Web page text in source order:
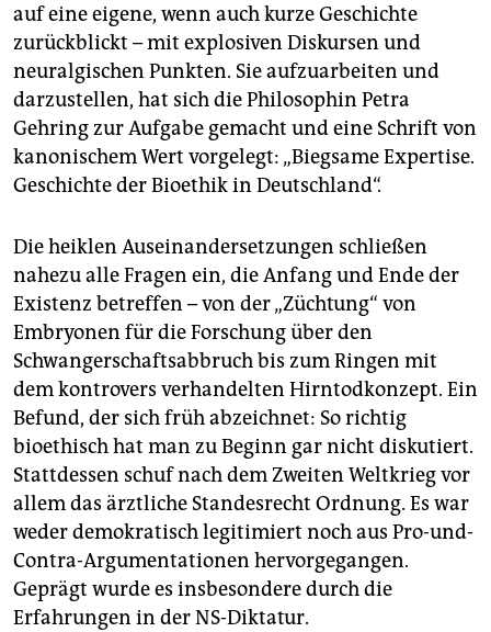
auf eine eigene, wenn auch kurze Geschichte
zurückblickt – mit explosiven Diskursen und
neuralgischen Punkten. Sie aufzuarbeiten und
darzustellen, hat sich die Philosophin Petra
Gehring zur Aufgabe gemacht und eine Schrift von
kanonischem Wert vorgelegt: „Biegsame Expertise.
Geschichte der Bioethik in Deutschland“.
Die heiklen Auseinandersetzungen schließen
nahezu alle Fragen ein, die Anfang und Ende der
Existenz betreffen – von der „Züchtung“ von
Embryonen für die Forschung über den
Schwangerschaftsabbruch bis zum Ringen mit
dem kontrovers verhandelten Hirntodkonzept. Ein
Befund, der sich früh abzeichnet: So richtig
bioethisch hat man zu Beginn gar nicht diskutiert.
Stattdessen schuf nach dem Zweiten Weltkrieg vor
allem das ärztliche Standesrecht Ordnung. Es war
weder demokratisch legitimiert noch aus Pro-und-
Contra-Argumentationen hervorgegangen.
Geprägt wurde es insbesondere durch die
Erfahrungen in der NS-Diktatur.